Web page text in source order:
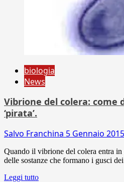
biologia
News
Vibrione del colera:
‘pirata’.
Salvo Franchina 5 Gennaio 2015
Quando il vibrione del colera entra
delle sostanze che formano i gusci
Leggi tutto